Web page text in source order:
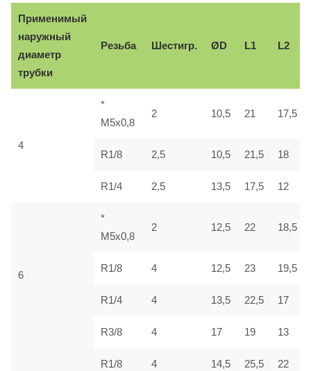
Применимый
наружный
диаметр
трубки
Резьба Шестигр. ØD L1 L2
4
*
M5x0,8
2 10,5 21 17,5
R1/8 2,5 10,5 21,5 18
R1/4 2,5 13,5 17,5 12
6
*
M5x0,8
2 12,5 22 18,5
R1/8 4 12,5 23 19,5
R1/4 4 13,5 22,5 17
R3/8 4 17 19 13
R1/8 4 14,5 25,5 22